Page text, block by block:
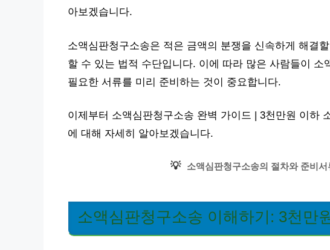
아보겠습니다.
소액심판청구소송은 적은 금액의 분쟁을 신속하게 해결
할 수 있는 법적 수단입니다. 이에 따라 많은 사람들이 소
필요한 서류를 미리 준비하는 것이 중요합니다.
이제부터 소액심판청구소송 완벽 가이드 | 3천만원 이하
에 대해 자세히 알아보겠습니다.
💡 소액심판청구소송의 절차와 준비
소액심판청구소송 이해하기: 3천만